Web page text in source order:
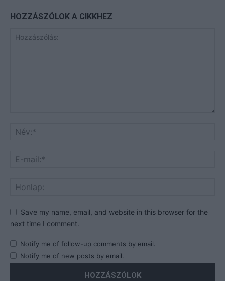
HOZZÁSZÓLOK A CIKKHEZ
Save my name, email, and website in this browser for the
next time I comment.
Notify me of follow-up comments by email.
Notify me of new posts by email.